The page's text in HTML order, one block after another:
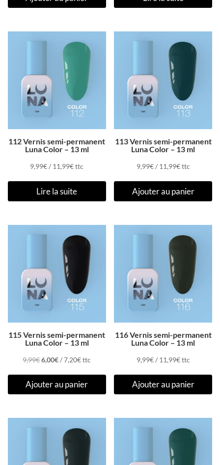
112 Vernis semi-permanent
Luna Color – 13 ml
9,99€/ 11,99€ttc
Lire la suite
113 Vernis semi-permanent
Luna Color – 13 ml
9,99€/ 11,99€ttc
Ajouter au panier
115 Vernis semi-permanent
Luna Color – 13 ml
9,99€Le
initial
6,00€Le
actuel
/7,20€ttc
Ajouter au panier
116 Vernis semi-permanent
Luna Color – 13 ml
9,99€/ 11,99€ttc
Ajouter au panier